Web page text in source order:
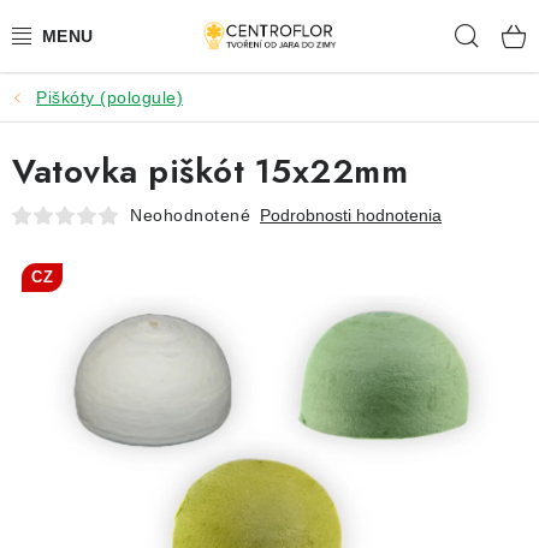
na
SEZÓNNÁ TVORBA
DŘEVENÉ VÝROBKY
MEDAILY
PLACKY A MAGNETKY S POTISKEM
VŠETKO PRE TVORENIE
KVETY A LISTY
Piškóty (pologule)
Vatovka piškót 15x22mm
Neohodnotené Podrobnosti hodnotenia
CZ